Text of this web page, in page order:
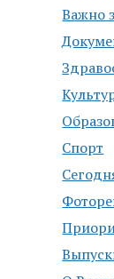
Важно
Спорт